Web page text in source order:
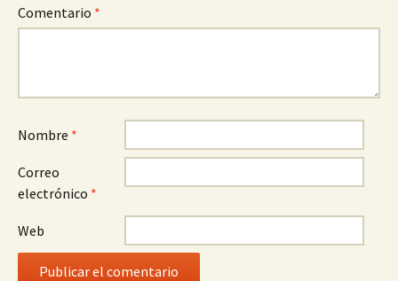
Comentario *
Nombre *
Correo
electrónico *
Web